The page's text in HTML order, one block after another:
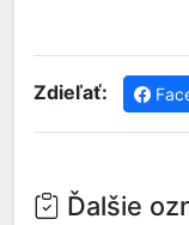
Zdieľať:
Ďalšie